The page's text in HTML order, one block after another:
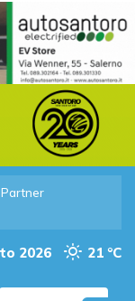
Partner
2026 21 °C